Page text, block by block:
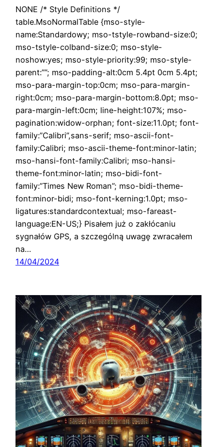
NONE /* Style Definitions */
table.MsoNormalTable {mso-style-
name:Standardowy; mso-tstyle-rowband-size:0;
mso-tstyle-colband-size:0; mso-style-
noshow:yes; mso-style-priority:99; mso-style-
parent:””; mso-padding-alt:0cm 5.4pt 0cm 5.4pt;
mso-para-margin-top:0cm; mso-para-margin-
right:0cm; mso-para-margin-bottom:8.0pt; mso-
para-margin-left:0cm; line-height:107%; mso-
pagination:widow-orphan; font-size:11.0pt; font-
family:”Calibri”,sans-serif; mso-ascii-font-
family:Calibri; mso-ascii-theme-font:minor-latin;
mso-hansi-font-family:Calibri; mso-hansi-
theme-font:minor-latin; mso-bidi-font-
family:”Times New Roman”; mso-bidi-theme-
font:minor-bidi; mso-font-kerning:1.0pt; mso-
ligatures:standardcontextual; mso-fareast-
language:EN-US;} Pisałem już o zakłócaniu
sygnałów GPS, a szczególną uwagę zwracałem
na…
14/04/2024